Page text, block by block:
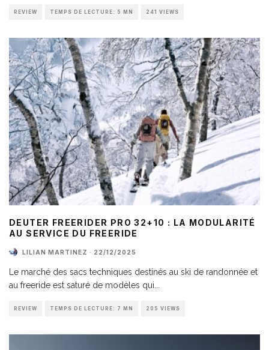
REVIEW TEMPS DE LECTURE: 5 MN 241 VIEWS
DEUTER FREERIDER PRO 32+10 : LA MODULARITÉ
AU SERVICE DU FREERIDE
LILIAN MARTINEZ · 22/12/2025
Le marché des sacs techniques destinés au ski de randonnée et
au freeride est saturé de modèles qui
REVIEW TEMPS DE LECTURE: 7 MN 205 VIEWS